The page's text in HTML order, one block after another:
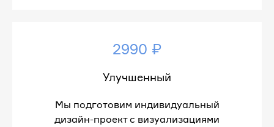
2990 ₽
Улучшенный
Мы подготовим индивидуальный
дизайн-проект с визуализациями